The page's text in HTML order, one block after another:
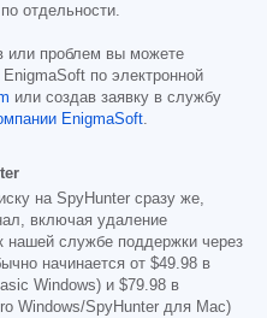
отдельности.
или проблем вы можете
по электронной
или создав заявку в службу
EnigmaSoft.
на SpyHunter сразу же,
включая удаление
нашей службе поддержки через
начинается от $49.98 в
Windows) и $79.98 в
Windows/SpyHunter для Mac)